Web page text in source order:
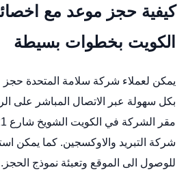
كيفية حجز موعد مع
الكويت بخطوات بسيطة
يمكن لعملاء شركة سلامة المتحدة حجز
شركة التبريد والاوكسجين. كما يمكن
للوصول الى الموقع وتعبئة نموذج